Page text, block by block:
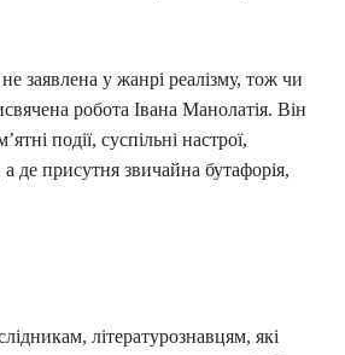
заявлена у жанрі реалізму, тож чи
робота Івана Манолатія. Він
події, суспільні настрої,
де присутня звичайна бутафорія,
літературознавцям, які